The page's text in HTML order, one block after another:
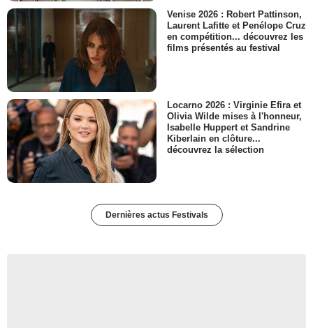
Venise 2026 : Robert Pattinson,
Laurent Lafitte et Penélope Cruz
en compétition... découvrez les
films présentés au festival
Locarno 2026 : Virginie Efira et
Olivia Wilde mises à l'honneur,
Isabelle Huppert et Sandrine
Kiberlain en clôture...
découvrez la sélection
Dernières actus Festivals